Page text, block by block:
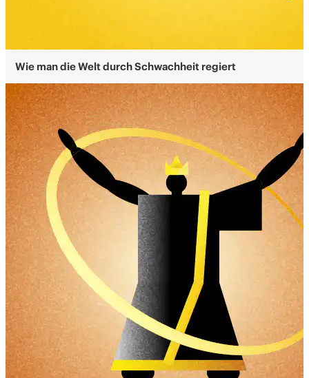
Wie man die Welt durch Schwachheit regiert